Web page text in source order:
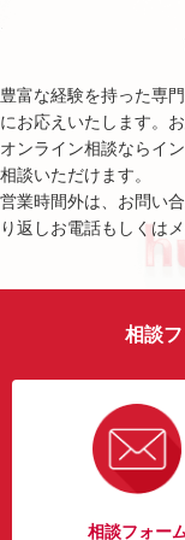
豊富な経験を持った専
にお応えいたします。
オンライン相談ならイ
相談いただけます。
営業時間外は、お問い
り返しお電話もしくは
相談
相談フォー